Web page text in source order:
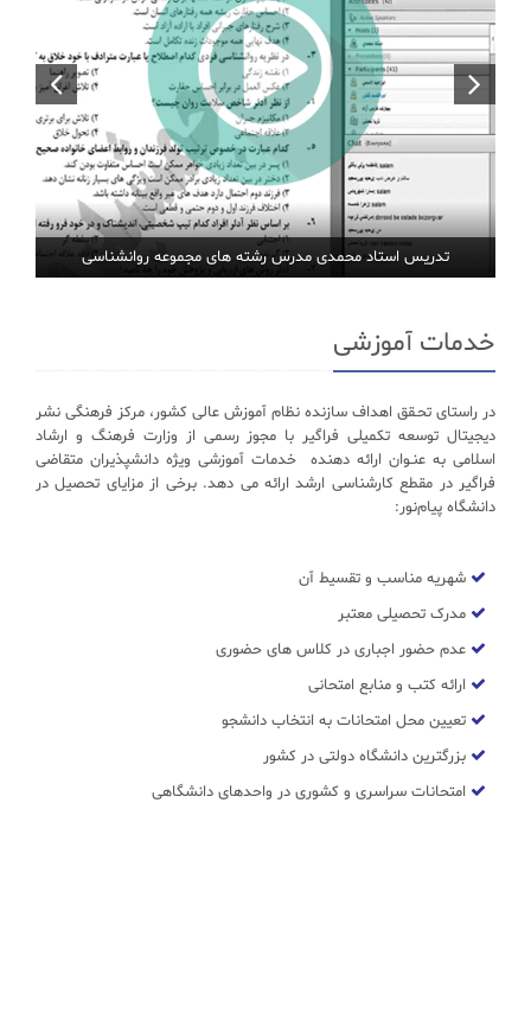
تدریس استاد محمدی مدرس رشته های مجموعه روانشناسی
خدمات آموزشی
در راستای تحـقق اهداف سازنده نظام آموزش عالی کشور، مرکز فرهنگی نشر
دیجیتال توسعه تکمیلی فراگیر با مجوز رسمی از وزارت فرهنگ و ارشاد
اسلامی به عنـوان ارائه دهنده خدمات آموزشی ویژه دانشپذیران متقاضی
فراگیر در مقطع کارشناسی ارشد ارائه می دهد. برخی از مزایای تحصیل در
دانشگاه پیام‌نور:
شهریه مناسب و تقسیط آن
مدرک تحصیلی معتبر
عدم حضور اجباری در کلاس های حضوری
ارائه کتب و منابع امتحانی
تعیین محل امتحانات به انتخاب دانشجو
بزرگترین دانشگاه دولتی در کشور
امتحانات سراسری و کشوری در واحدهای دانشگاهی